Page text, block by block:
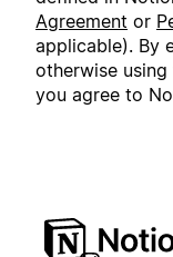
Agreement or
applicable). By
otherwise
you agree to